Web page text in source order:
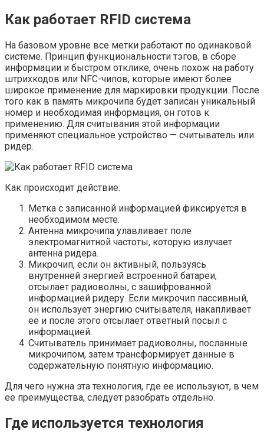
Как работает RFID система
На базовом уровне все метки работают по одинаковой
системе. Принцип функциональности тэгов, в сборе
информации и быстром отклике, очень похож на работу
штрихкодов или NFC-чипов, которые имеют более
широкое применение для маркировки продукции. После
того как в память микрочипа будет записан уникальный
номер и необходимая информация, он готов к
применению. Для считывания этой информации
применяют специальное устройство — считыватель или
ридер.
Как происходит действие:
Метка с записанной информацией фиксируется в
необходимом месте.
Антенна микрочипа улавливает поле
электромагнитной частоты, которую излучает
антенна ридера.
Микрочип, если он активный, пользуясь
внутренней энергией встроенной батареи,
отсылает радиоволны, с зашифрованной
информацией ридеру. Если микрочип пассивный,
он использует энергию считывателя, накапливает
ее и после этого отсылает ответный посыл с
информацией.
Считыватель принимает радиоволны, посланные
микрочипом, затем трансформирует данные в
содержательную понятную информацию.
Для чего нужна эта технология, где ее используют, в чем
ее преимущества, следует разобрать отдельно.
Где используется технология